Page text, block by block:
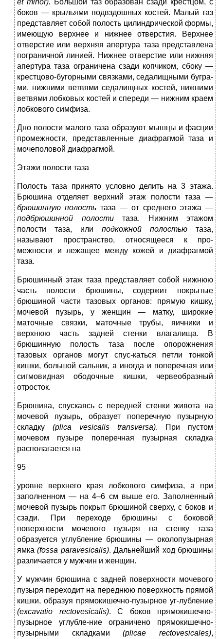
et minor). Большой таз образован сзади крестцом, с
боков — крыльями подвздошных костей. Малый таз
представляет собой полость цилиндрической формы,
имеющую верхнее и нижнее отверстия. Верхнее
отверстие или верхняя апертура таза представлена
пограничной линией. Нижнее отверстие или нижняя
апертура таза ограничена сзади копчиком, сбоку —
крестцово-бугорными связками, седалищными бугра-
ми, нижними ветвями седалищных костей, нижними
ветвями лобковых костей и спереди — нижним краем
лобкового симфиза.
Дно полости малого таза образуют мышцы и фасции
промежности, представленные диафрагмой таза и
мочеполовой диафрагмой.
Этажи полости таза
Полость таза принято условно делить на 3 этажа.
Брюшина отделяет верхний этаж полости таза —
брюшинную полость таза — от среднего этажа —
подбрюшинной полости таза. Нижним этажом
полости таза, или подкожной полостью таза,
называют пространство, относящееся к про-
межности и лежащее между кожей и диафрагмой
таза.
Брюшинный этаж таза представляет собой нижнюю
часть полости брюшины, содержит покрытые
брюшиной части тазовых органов: прямую кишку,
мочевой пузырь, у женщин — матку, широкие
маточные связки, маточные трубы, яичники и
верхнюю часть задней стенки влагалища. В
брюшинную полость таза после опорожнения
тазовых органов могут спус-каться петли тонкой
кишки, большой сальник, а иногда и поперечная или
сигмовидная ободочные кишки, червеобразный
отросток.
Брюшина, спускаясь с передней стенки живота на
мочевой пузырь, образует поперечную пузырную
складку (plica vesicalis transversa). При пустом
мочевом пузыре поперечная пузырная складка
располагается на
95
уровне верхнего края лобкового симфиза, а при
заполненном — на 4–6 см выше его. Заполненный
мочевой пузырь покрыт брюшиной сверху, с боков и
сзади. При переходе брюшины с боковой
поверхности мочевого пузыря на стенку таза
образуется углубление брюшины — околопузырная
ямка(fossa paravesicalis). Дальнейший ход брюшины
различается у мужчин и женщин.
У мужчин брюшина с задней поверхности мочевого
пузыря переходит на переднюю поверхность прямой
кишки, образуя прямокишечно-пузырное уг-лубление
(excavatio rectovesicalis). С боков прямокишечно-
пузырное углубле-ние ограничено прямокишечно-
пузырными складками(plicae rectovesicales),